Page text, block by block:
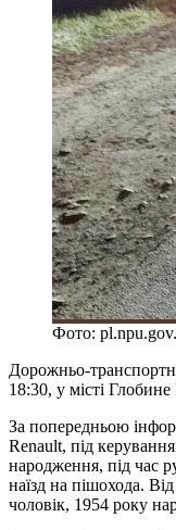
Фото:
Дорожньо-
18:30, у місті
За попередньою
Renault, під
народження, під час
наїзд на пішохода.
чоловік, 1954 року